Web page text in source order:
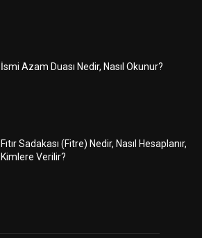
İsmi Azam Duası Nedir, Nasıl Okunur?
Fıtır Sadakası (Fitre) Nedir, Nasıl Hesaplanır,
Kimlere Verilir?